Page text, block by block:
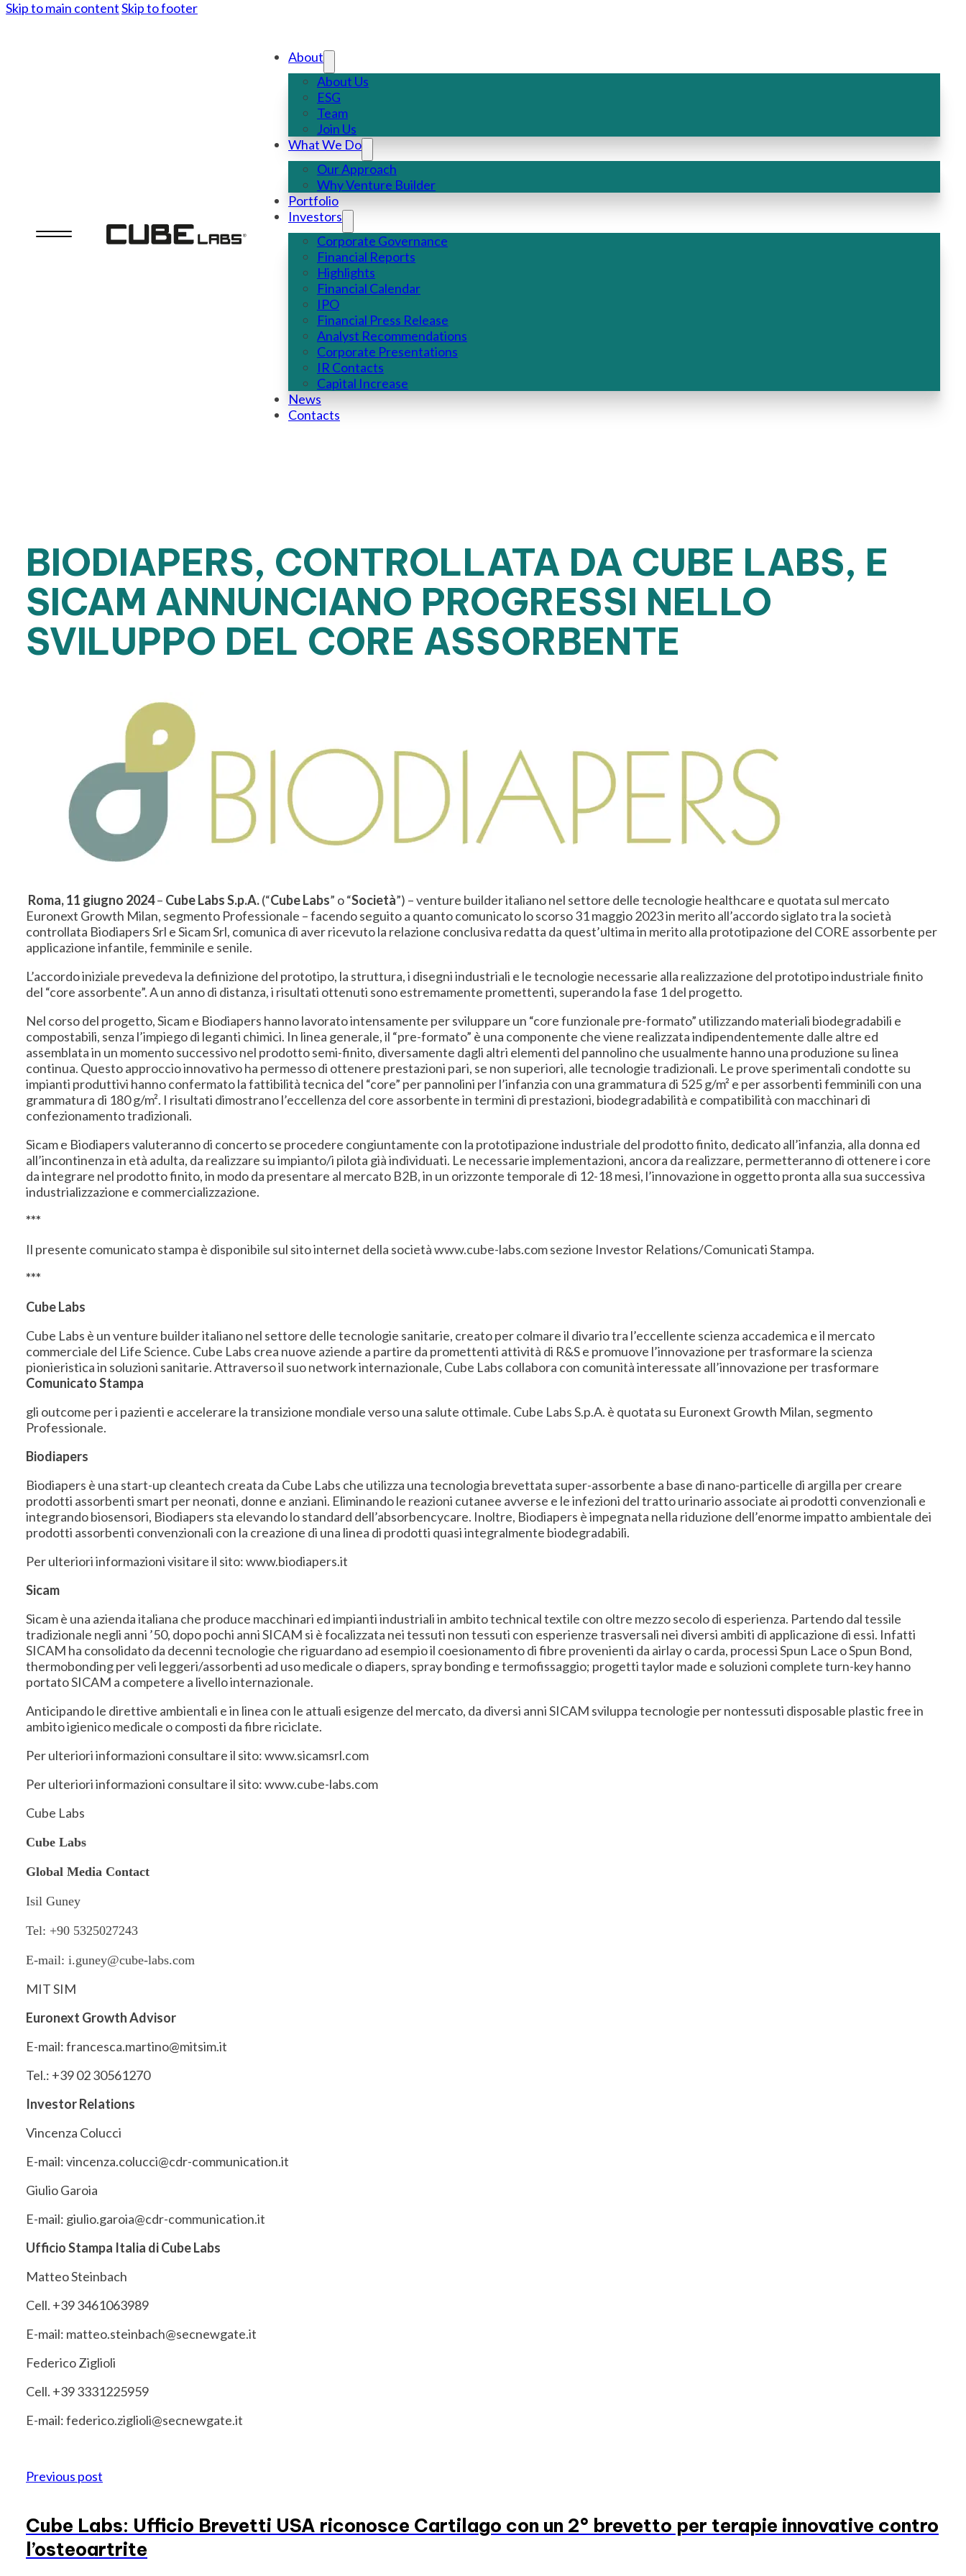
Skip to main contentSkip to footer
About
About Us
ESG
Team
Join Us
What We Do
Our Approach
Why Venture Builder
Portfolio
Investors
Corporate Governance
Financial Reports
Highlights
Financial Calendar
IPO
Financial Press Release
Analyst Recommendations
Corporate Presentations
IR Contacts
Capital Increase
News
Contacts
BIODIAPERS, CONTROLLATA DA CUBE LABS, E
SICAM ANNUNCIANO PROGRESSI NELLO
SVILUPPO DEL CORE ASSORBENTE
Roma, 11 giugno 2024– Cube Labs S.p.A.(“Cube Labs” o “Società”) – venture builder italiano nel settore delle tecnologie healthcare e quotata sul mercato
Euronext Growth Milan, segmento Professionale – facendo seguito a quanto comunicato lo scorso 31 maggio 2023 in merito all’accordo siglato tra la società
controllata Biodiapers Srl e Sicam Srl, comunica di aver ricevuto la relazione conclusiva redatta da quest’ultima in merito alla prototipazione del CORE assorbente per
applicazione infantile, femminile e senile.
L’accordo iniziale prevedeva la definizione del prototipo, la struttura, i disegni industriali e le tecnologie necessarie alla realizzazione del prototipo industriale finito
del “core assorbente”. A un anno di distanza, i risultati ottenuti sono estremamente promettenti, superando la fase 1 del progetto.
Nel corso del progetto, Sicam e Biodiapers hanno lavorato intensamente per sviluppare un “core funzionale pre-formato” utilizzando materiali biodegradabili e
compostabili, senza l’impiego di leganti chimici. In linea generale, il “pre-formato” è una componente che viene realizzata indipendentemente dalle altre ed
assemblata in un momento successivo nel prodotto semi-finito, diversamente dagli altri elementi del pannolino che usualmente hanno una produzione su linea
continua. Questo approccio innovativo ha permesso di ottenere prestazioni pari, se non superiori, alle tecnologie tradizionali. Le prove sperimentali condotte su
impianti produttivi hanno confermato la fattibilità tecnica del “core” per pannolini per l’infanzia con una grammatura di 525 g/m² e per assorbenti femminili con una
grammatura di 180 g/m². I risultati dimostrano l’eccellenza del core assorbente in termini di prestazioni, biodegradabilità e compatibilità con macchinari di
confezionamento tradizionali.
Sicam e Biodiapers valuteranno di concerto se procedere congiuntamente con la prototipazione industriale del prodotto finito, dedicato all’infanzia, alla donna ed
all’incontinenza in età adulta, da realizzare su impianto/i pilota già individuati. Le necessarie implementazioni, ancora da realizzare, permetteranno di ottenere i core
da integrare nel prodotto finito, in modo da presentare al mercato B2B, in un orizzonte temporale di 12-18 mesi, l’innovazione in oggetto pronta alla sua successiva
industrializzazione e commercializzazione.
***
Il presente comunicato stampa è disponibile sul sito internet della società www.cube-labs.com sezione Investor Relations/Comunicati Stampa.
***
Cube Labs
Cube Labs è un venture builder italiano nel settore delle tecnologie sanitarie, creato per colmare il divario tra l’eccellente scienza accademica e il mercato
commerciale del Life Science. Cube Labs crea nuove aziende a partire da promettenti attività di R&S e promuove l’innovazione per trasformare la scienza
pionieristica in soluzioni sanitarie. Attraverso il suo network internazionale, Cube Labs collabora con comunità interessate all’innovazione per trasformare
Comunicato Stampa
gli outcome per i pazienti e accelerare la transizione mondiale verso una salute ottimale. Cube Labs S.p.A. è quotata su Euronext Growth Milan, segmento
Professionale.
Biodiapers
Biodiapers è una start-up cleantech creata da Cube Labs che utilizza una tecnologia brevettata super-assorbente a base di nano-particelle di argilla per creare
prodotti assorbenti smart per neonati, donne e anziani. Eliminando le reazioni cutanee avverse e le infezioni del tratto urinario associate ai prodotti convenzionali e
integrando biosensori, Biodiapers sta elevando lo standard dell’absorbencycare. Inoltre, Biodiapers è impegnata nella riduzione dell’enorme impatto ambientale dei
prodotti assorbenti convenzionali con la creazione di una linea di prodotti quasi integralmente biodegradabili.
Per ulteriori informazioni visitare il sito: www.biodiapers.it
Sicam
Sicam è una azienda italiana che produce macchinari ed impianti industriali in ambito technical textile con oltre mezzo secolo di esperienza. Partendo dal tessile
tradizionale negli anni ’50, dopo pochi anni SICAM si è focalizzata nei tessuti non tessuti con esperienze trasversali nei diversi ambiti di applicazione di essi. Infatti
SICAM ha consolidato da decenni tecnologie che riguardano ad esempio il coesionamento di fibre provenienti da airlay o carda, processi Spun Lace o Spun Bond,
thermobonding per veli leggeri/assorbenti ad uso medicale o diapers, spray bonding e termofissaggio; progetti taylor made e soluzioni complete turn-key hanno
portato SICAM a competere a livello internazionale.
Anticipando le direttive ambientali e in linea con le attuali esigenze del mercato, da diversi anni SICAM sviluppa tecnologie per nontessuti disposable plastic free in
ambito igienico medicale o composti da fibre riciclate.
Per ulteriori informazioni consultare il sito: www.sicamsrl.com
Per ulteriori informazioni consultare il sito: www.cube-labs.com
Cube Labs
Cube Labs
Global Media Contact
Isil Guney
Tel: +90 5325027243
E-mail: i.guney@cube-labs.com
MIT SIM
Euronext Growth Advisor
E-mail: francesca.martino@mitsim.it
Tel.: +39 02 30561270
Investor Relations
Vincenza Colucci
E-mail: vincenza.colucci@cdr-communication.it
Giulio Garoia
E-mail: giulio.garoia@cdr-communication.it
Ufficio Stampa Italia di Cube Labs
Matteo Steinbach
Cell. +39 3461063989
E-mail: matteo.steinbach@secnewgate.it
Federico Ziglioli
Cell. +39 3331225959
E-mail: federico.ziglioli@secnewgate.it
Previous post
Cube Labs: Ufficio Brevetti USA riconosce Cartilago con un 2° brevetto per terapie innovative contro
l’osteoartrite